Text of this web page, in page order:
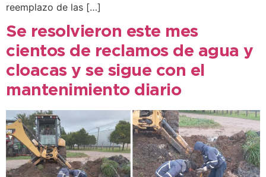
reemplazo de las […]
Se resolvieron este mes
cientos de reclamos de agua y
cloacas y se sigue con el
mantenimiento diario